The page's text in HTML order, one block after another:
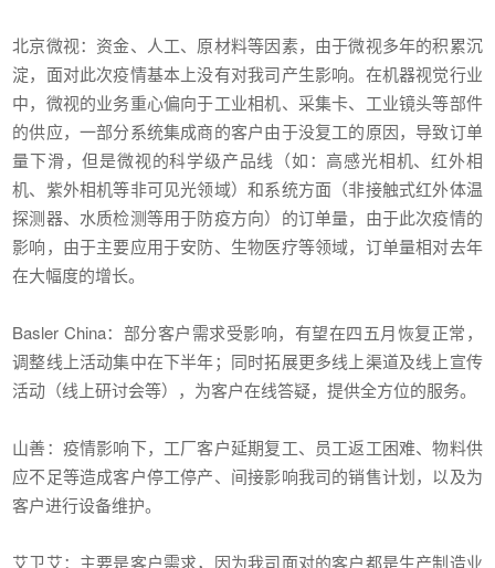
北京微视：资金、人工、原材料等因素，由于微视多年的积累沉
淀，面对此次疫情基本上没有对我司产生影响。在机器视觉行业
中，微视的业务重心偏向于工业相机、采集卡、工业镜头等部件
的供应，一部分系统集成商的客户由于没复工的原因，导致订单
量下滑，但是微视的科学级产品线（如：高感光相机、红外相
机、紫外相机等非可见光领域）和系统方面（非接触式红外体温
探测器、水质检测等用于防疫方向）的订单量，由于此次疫情的
影响，由于主要应用于安防、生物医疗等领域，订单量相对去年
在大幅度的增长。
Basler China：部分客户需求受影响，有望在四五月恢复正常，
调整线上活动集中在下半年；同时拓展更多线上渠道及线上宣传
活动（线上研讨会等），为客户在线答疑，提供全方位的服务。
山善：疫情影响下，工厂客户延期复工、员工返工困难、物料供
应不足等造成客户停工停产、间接影响我司的销售计划，以及为
客户进行设备维护。
艾卫艾：主要是客户需求，因为我司面对的客户都是生产制造业